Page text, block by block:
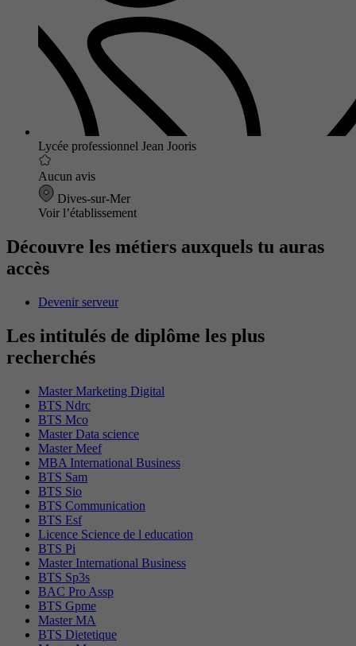
Lycée professionnel Jean Jooris
Aucun avis
Dives-sur-Mer
Voir l’établissement
Découvre les métiers auxquels tu auras
accès
Devenir serveur
Les intitulés de diplôme les plus
recherchés
Master Marketing Digital
BTS Ndrc
BTS Mco
Master Data science
Master Meef
MBA International Business
BTS Sam
BTS Sio
BTS Communication
BTS Esf
Licence Science de l education
BTS Pi
Master International Business
BTS Sp3s
BAC Pro Assp
BTS Gpme
Master MA
BTS Dietetique